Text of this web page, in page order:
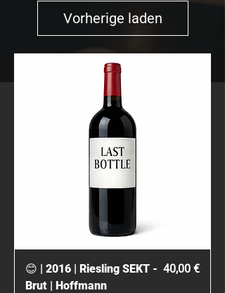
Vorherige laden
😊 | 2016 | Riesling SEKT -
Brut | Hoffmann
Preis
40,00 €